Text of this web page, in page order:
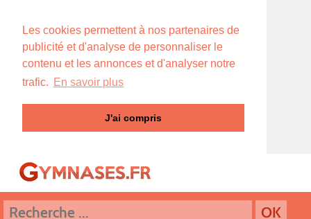
Les cookies permettent à nos partenaires de
publicité et d'analyse de personnaliser le
contenu et les annonces et d'analyser notre
trafic. En savoir plus
J'ai compris